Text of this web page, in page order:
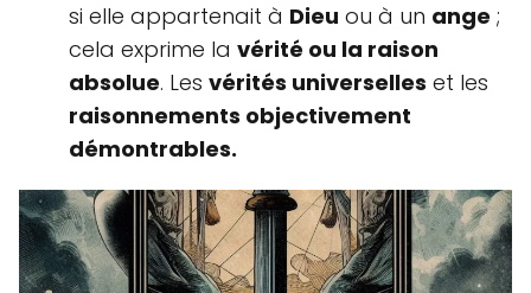
si elle appartenait à Dieu ou à un ange ;
cela exprime la vérité ou la raison
absolue. Les vérités universelles et les
raisonnements objectivement
démontrables.